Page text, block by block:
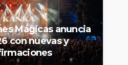
Mágicas anuncia
con nuevas y